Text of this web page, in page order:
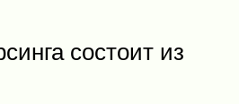
состоит из